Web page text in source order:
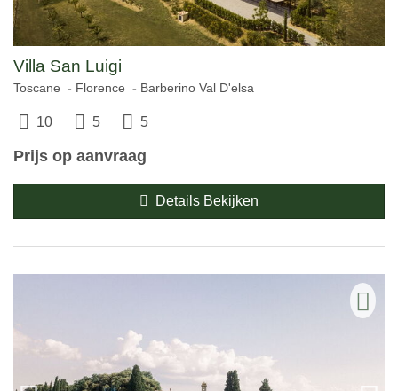
Villa San Luigi
Toscane Florence Barberino Val D'elsa
10 5 5
Prijs op aanvraag
Details Bekijken